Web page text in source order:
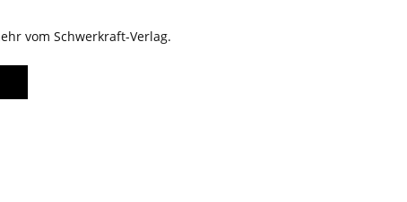
vom Schwerkraft-Verlag.